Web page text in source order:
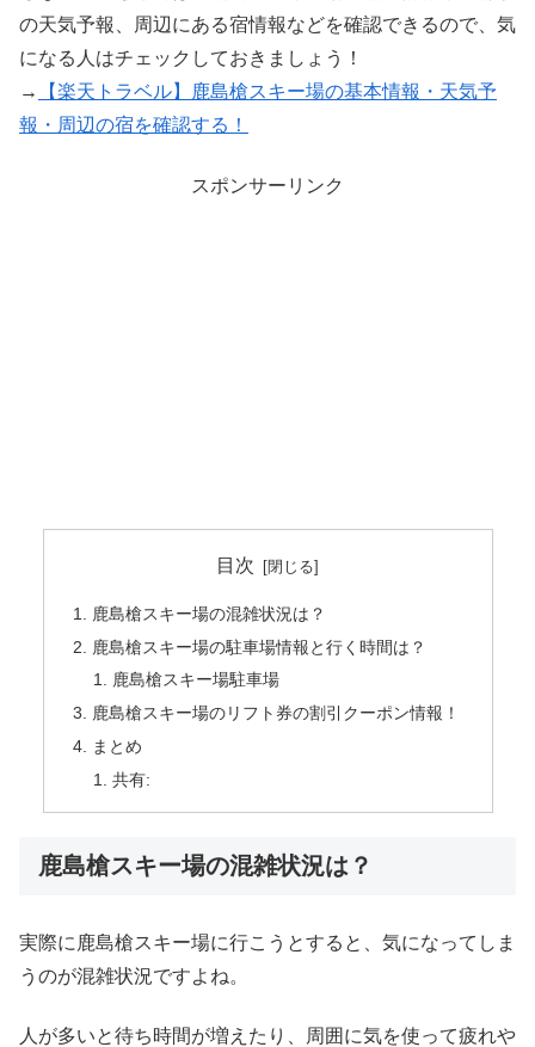
の天気予報、周辺にある宿情報などを確認できるので、気
になる人はチェックしておきましょう！
→
【楽天トラベル】鹿島槍スキー場の基本情報・天気予
報・周辺の宿を確認する！
スポンサーリンク
目次
鹿島槍スキー場の混雑状況は？
鹿島槍スキー場の駐車場情報と行く時間は？
鹿島槍スキー場駐車場
鹿島槍スキー場のリフト券の割引クーポン情報！
まとめ
共有:
鹿島槍スキー場の混雑状況は？
実際に鹿島槍スキー場に行こうとすると、気になってしま
うのが混雑状況ですよね。
人が多いと待ち時間が増えたり、周囲に気を使って疲れや